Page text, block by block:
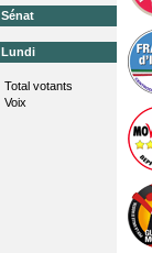
Sénat
Lundi
Total votants
Voix